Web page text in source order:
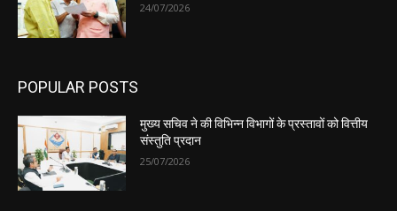
24/07/2026
POPULAR POSTS
मुख्य सचिव ने की विभिन्न विभागों के प्रस्तावों को वित्तीय
संस्तुति प्रदान
25/07/2026